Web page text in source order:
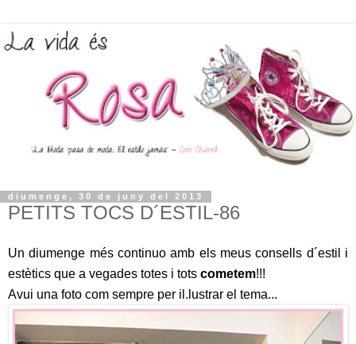
diumenge, 30 de juny del 2013
PETITS TOCS D´ESTIL-86
Un diumenge més continuo amb els meus consells d´estil i
estètics que a vegades totes i tots cometem!!!
Avui una foto com sempre per il.lustrar el tema...